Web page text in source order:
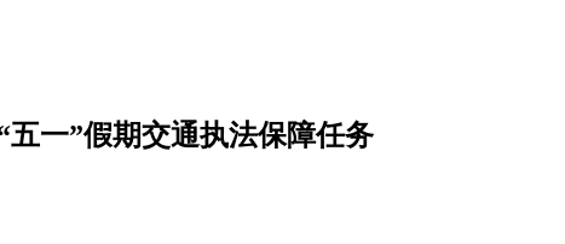
一”假期交通执法保障任务